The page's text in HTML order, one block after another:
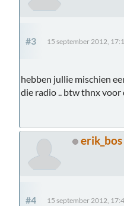
#3 15 september 2012,
hebben jullie mischien
die radio .. btw thnx voor
erik_bos
#4 15 september 2012,